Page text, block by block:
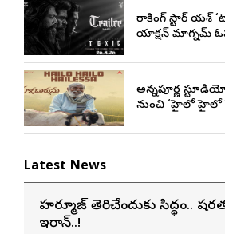
రాకింగ్ స్టార్ యశ్
యాక్షన్ మాగ్నమ్
అన్నపూర్ణ
నుంచి ‘హైలో హైలో
Latest News
హర్మూజ్ తెరిచేందుకు సిద్ధం..
ఇరాన్..!